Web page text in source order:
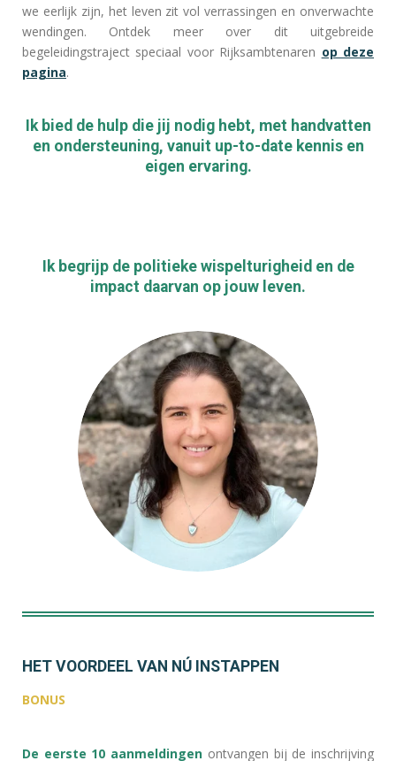
we eerlijk zijn, het leven zit vol verrassingen en onverwachte
wendingen. Ontdek meer over dit uitgebreide
begeleidingstraject speciaal voor Rijksambtenaren op deze
pagina.
Ik bied de hulp die jij nodig hebt, met handvatten
en ondersteuning, vanuit up-to-date kennis en
eigen ervaring.
Ik begrijp de politieke wispelturigheid en de
impact daarvan op jouw leven.
HET VOORDEEL VAN NÚ INSTAPPEN
BONUS
De eerste 10 aanmeldingen ontvangen bij de inschrijving